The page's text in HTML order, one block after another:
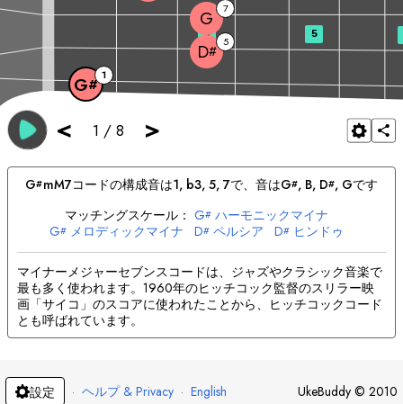
< 1 / 8 >
G# 1
D# 5
G 7
3 5
G#mM7コードの構成音は1, b3, 5, 7で、音はG#, B, D#, Gです
マッチングスケール： G# ハーモニックマイナ
G# メロディックマイナ D# ペルシア D# ヒンドゥ
G ペルシア G ジュウィッシュ
マイナーメジャーセブンスコードは、ジャズやクラシック音楽で
最も多く使われます。1960年のヒッチコック監督のスリラー映
画「サイコ」のスコアに使われたことから、ヒッチコックコード
とも呼ばれています。
設定 · ヘルプ & Privacy · English UkeBuddy © 2010